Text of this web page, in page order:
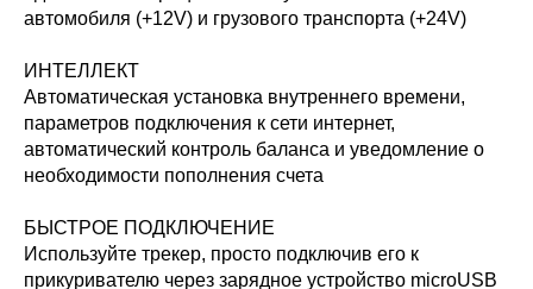
автомобиля (+12V) и грузового транспорта (+24V)
ИНТЕЛЛЕКТ
Автоматическая установка внутреннего времени,
параметров подключения к сети интернет,
автоматический контроль баланса и уведомление о
необходимости пополнения счета
БЫСТРОЕ ПОДКЛЮЧЕНИЕ
Используйте трекер, просто подключив его к
прикуривателю через зарядное устройство microUSB